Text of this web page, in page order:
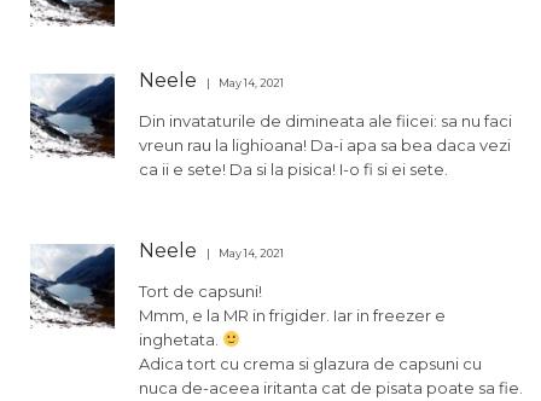
Neele May 14, 2021
Din invataturile de dimineata ale fiicei: sa nu faci
vreun rau la lighioana! Da-i apa sa bea daca vezi
ca ii e sete! Da si la pisica! I-o fi si ei sete.
Neele May 14, 2021
Tort de capsuni!
Mmm, e la MR in frigider. Iar in freezer e
inghetata.
Adica tort cu crema si glazura de capsuni cu
nuca de-aceea iritanta cat de pisata poate sa fie.